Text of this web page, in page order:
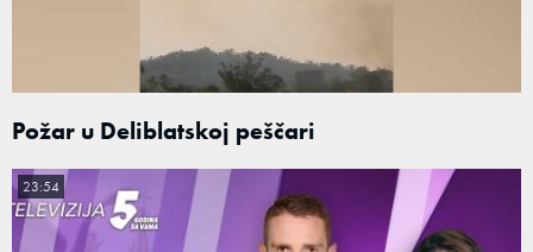
Požar u Deliblatskoj peščari
23:54